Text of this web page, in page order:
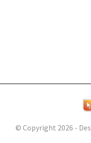
© Copyright 2026 -